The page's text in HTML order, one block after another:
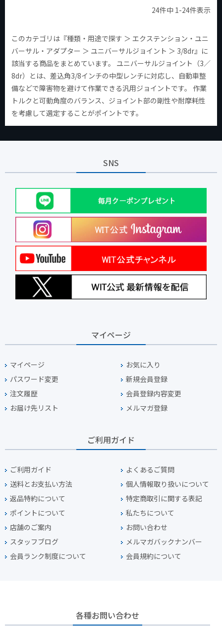
24件中 1-24件表示
このカテゴリは『種類・用途で探す ＞ エクステンション・ユニ
バーサル・アダプター ＞ ユニバーサルジョイント ＞ 3/8dr』に
該当する商品をまとめています。 ユニバーサルジョイント（3／
8dr）とは、差込角3/8インチの中型レンチに対応し、自動車整
備などで障害物を避けて作業できる汎用ジョイントです。 作業
トルクと可動角度のバランス、ジョイント部の剛性や耐摩耗性
を考慮して選定することがポイントです。
SNS
マイページ
マイページ
お気に入り
パスワード変更
新規会員登録
注文履歴
会員登録内容変更
お届け先リスト
メルマガ登録
ご利用ガイド
ご利用ガイド
よくあるご質問
送料とお支払い方法
個人情報取り扱いについて
返品特約について
特定商取引に関する表記
ポイントについて
私たちについて
店舗のご案内
お問い合わせ
スタッフブログ
メルマガバックナンバー
会員ランク制度について
会員規約について
各種お問い合わせ